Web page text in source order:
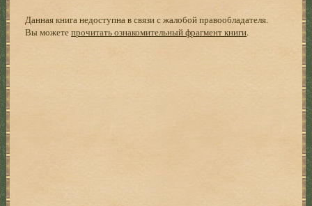
Данная книга недоступна в связи с жалобой правообладателя.
Вы можетепрочитать ознакомительный фрагмент книги.